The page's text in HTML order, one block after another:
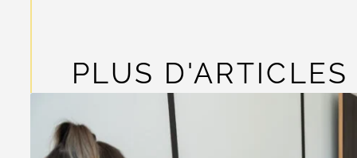
PLUS D'ARTICLES